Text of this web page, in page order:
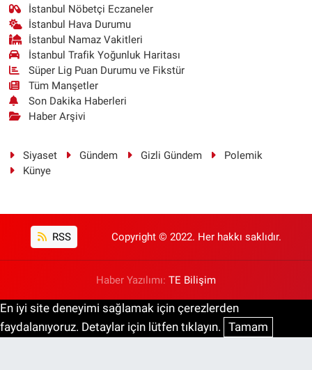
İstanbul Nöbetçi Eczaneler
İstanbul Hava Durumu
İstanbul Namaz Vakitleri
İstanbul Trafik Yoğunluk Haritası
Süper Lig Puan Durumu ve Fikstür
Tüm Manşetler
Son Dakika Haberleri
Haber Arşivi
Siyaset Gündem Gizli Gündem
Polemik
Künye
RSS Copyright © 2022. Her hakkı saklıdır.
Haber Yazılımı: TE Bilişim
En iyi site deneyimi sağlamak için çerezlerden
faydalanıyoruz. Detaylar için lütfen tıklayın. Tamam